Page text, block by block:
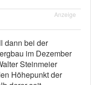
Anzeige
dann bei der
im Dezember
Steinmeier
Höhepunkt der